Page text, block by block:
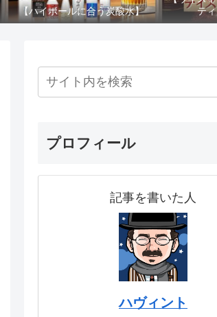
【ハイボールに合う炭酸水】
テ
プロフィール
記事を書いた人
ハヴィント